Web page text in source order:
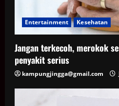
Entertainment Kesehatan
Jangan terkecoh, merokok
penyakit serius
kampungjingga@gmail.com